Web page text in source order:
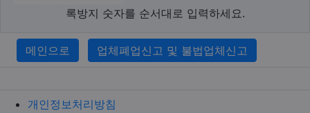
록방지 숫자를 순서대로 입력하세요.
메인으로 업체폐업신고 및 불법업체신고
개인정보처리방침